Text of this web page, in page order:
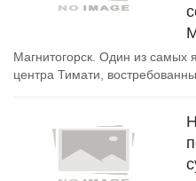
Магнитогорск. Один из самых
центра Тимати,